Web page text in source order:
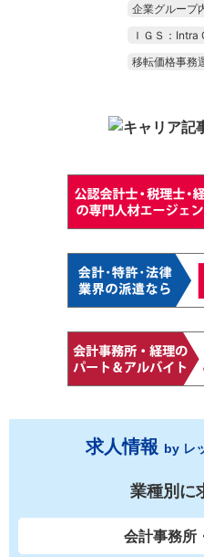
企業グループ
ＩＧＳ：
移転価格事務
求人情報 by レ
業種別に
会計事務所